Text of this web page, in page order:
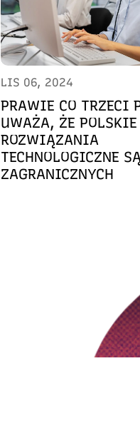
LIS 06, 2024
PRAWIE CO TRZECI
UWAŻA, ŻE POLSKIE
ROZWIĄZANIA
TECHNOLOGICZNE
ZAGRANICZNYCH